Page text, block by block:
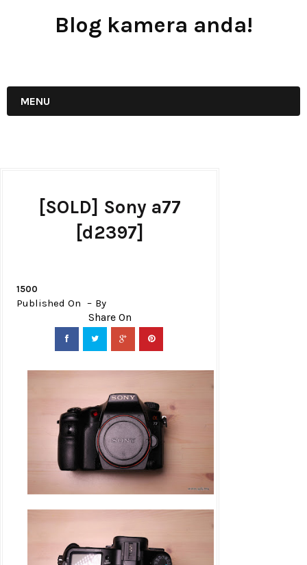
Blog kamera anda!
MENU
[SOLD] Sony a77
[d2397]
1500
Published On By